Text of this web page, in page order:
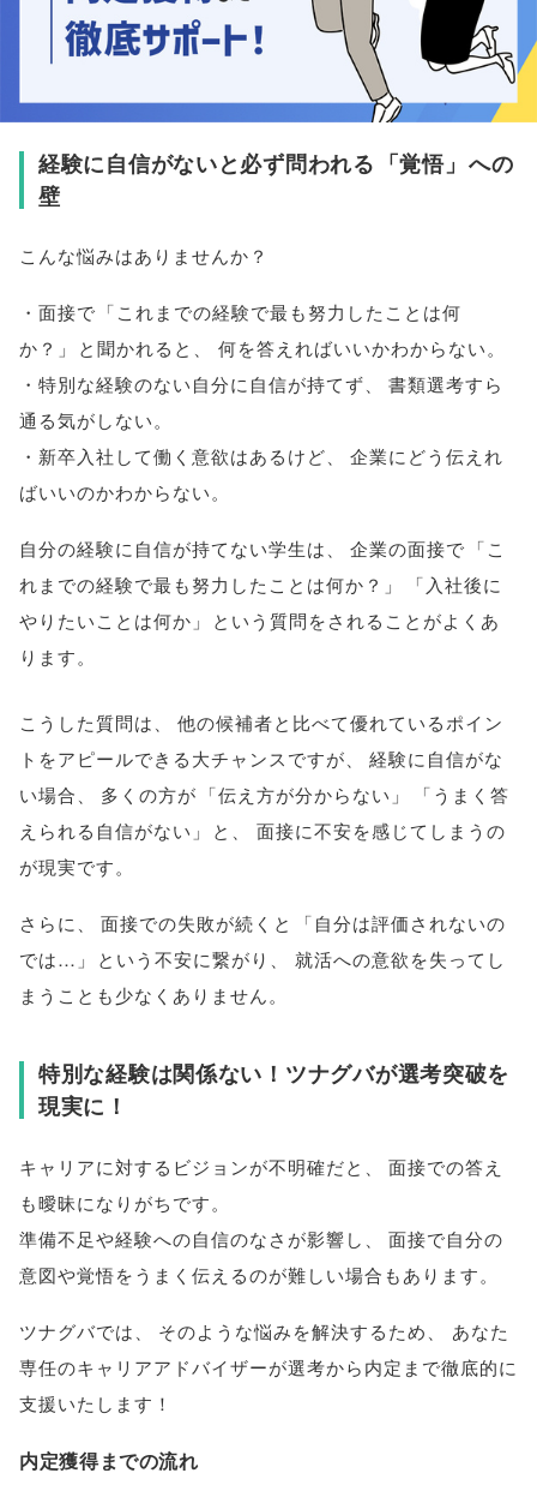
経験に自信がないと必ず問われる 「覚悟」 への
壁
こんな悩みはありませんか？
・面接で 「これまでの経験で最も努力したことは何
か？ 」 と聞かれると 、 何を答えればいいかわからない。
・特別な経験のない自分に自信が持てず、
書類選考すら
通る気がしない。
・新卒入社して働く意欲はあるけど、
企業にどう伝えれ
ばいいのかわからない。
自分の経験に自信が持てない学生は、 企業の面接で 「こ
れまでの経験で最も努力したことは何か？ 」 「入社後に
やりたいことは何か 」
という質問をされることがよくあ
ります。
こうした質問は
他の候補者と比べて優れているポイン
トをアピールできる大チャンスですが
経験に自信がな
い場合
多くの方が 「伝え方が分からない 」 「うまく答
えられる自信がない 」 と
面接に不安を感じてしまうの
が現実です。
さらに 面接での失敗が続くと 「自分は評価されないの
では… 」 という不安に繋がり
就活への意欲を失ってし
まうことも少なくありません。
特別な経験は関係ない！ツナグバが選考突破を
現実に！
キャリアに対するビジョンが不明確だと
面接での答え
も曖昧になりがちです。
準備不足や経験への自信のなさが影響し
面接で自分の
意図や覚悟をうまく伝えるのが難しい場合もあります。
ツナグバでは そのような悩みを解決するため
あなた
専任のキャリアアドバイザーが選考から内定まで徹底的に
支援いたします！
内定獲得までの流れ